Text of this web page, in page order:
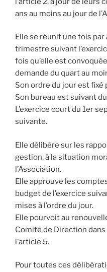
ans au moins au jour de
Elle se réunit une fois
trimestre suivant
fois qu’elle est
demande du quart au
Son ordre du jour est
Son bureau est suivant
L’exercice court du 1er
suivante.
Elle délibère sur les
gestion, à la situation
l’Association.
Elle approuve les
budget de l’exercice
mises à l’ordre du jour.
Elle pourvoit au
Comité de Direction
l’article 5.
Pour toutes ces